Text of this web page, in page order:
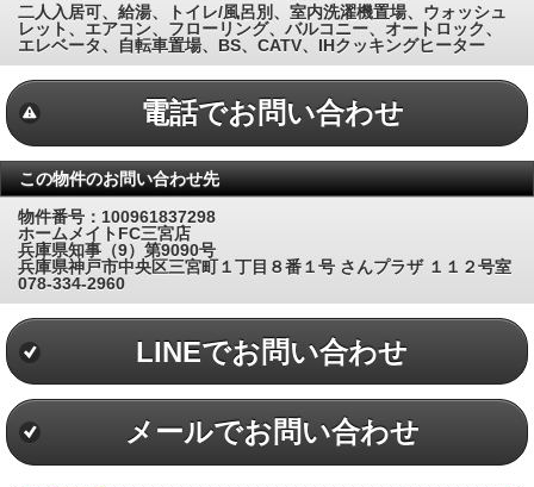
二人入居可、給湯、トイレ/風呂別、室内洗濯機置場、ウォッシュ
レット、エアコン、フローリング、バルコニー、オートロック、
エレベータ、自転車置場、BS、CATV、IHクッキングヒーター
電話でお問い合わせ
この物件のお問い合わせ先
物件番号：100961837298
ホームメイトFC三宮店
兵庫県知事（9）第9090号
兵庫県神戸市中央区三宮町１丁目８番１号 さんプラザ １１２号室
078-334-2960
LINEでお問い合わせ
メールでお問い合わせ